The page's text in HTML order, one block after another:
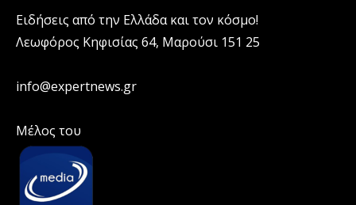
Ειδήσεις από την Ελλάδα και τον κόσμο!
Λεωφόρος Κηφισίας 64, Μαρούσι 151 25
info@expertnews.gr
Μέλος του